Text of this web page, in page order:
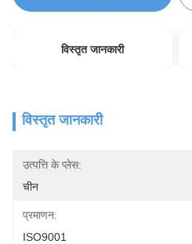
विस्तृत जानकारी
विस्तृत जानकारी
उत्पत्ति के प्लेस:
चीन
प्रमाणन:
ISO9001